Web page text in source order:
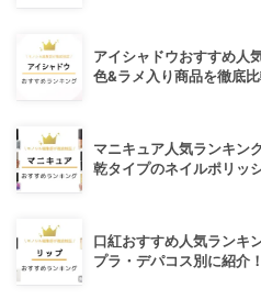
アイシャドウおすすめ人
色&ラメ入り商品を徹底比
マニキュア人気ランキン
乾タイプのネイルポリッ
口紅おすすめ人気ランキ
プラ・デパコス別に紹介！